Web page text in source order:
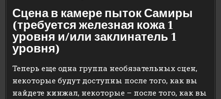
Сцена в камере пыток Самиры
(требуется железная кожа 1
уровня и/или заклинатель 1
уровня)
Теперь еще одна группа необязательных сцен,
некоторые будут доступны после того, как вы
найдете кинжал, некоторые – после того, как вы